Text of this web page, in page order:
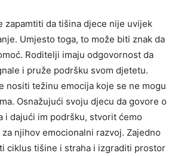
zapamtiti da tišina djece nije uvijek
Umjesto toga, to može biti znak da
Roditelji imaju odgovornost da
i pruže podršku svom djetetu.
nositi težinu emocija koje se ne mogu
Osnažujući svoju djecu da govore o
i dajući im podršku, stvorit ćemo
njihov emocionalni razvoj. Zajedno
ciklus tišine i straha i izgraditi prostor